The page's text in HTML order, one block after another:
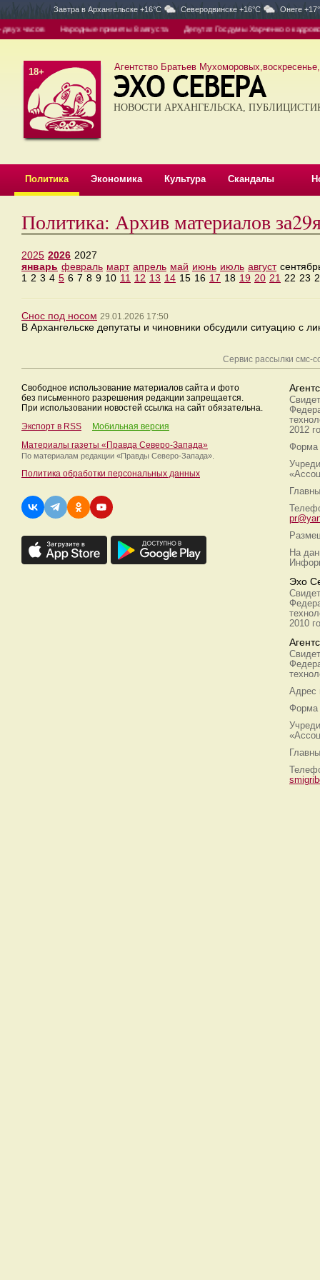
Завтра в Архангельске +16°C Северодвинске +16°C Онеге
часов Народные приметы 8 августа Депутат Госдумы Харченко о
18+ Агентство Братьев
НОВОСТИ АРХАНГЕЛЬСКА,
Политика Экономика Культура Скандалы
Политика: Архив материалов
2025 2026 2027
январь февраль март апрель май июнь июль август
1 2 3 4 5 6 7 8 9 10 11 12 13 14 15 16 17 18 19 20 21 22 23
Снос под носом 29.01.2026 17:50
В Архангельске депутаты и чиновники обсудили ситуацию с
Сервис рассылки смс-
Свободное использование материалов сайта и фото
без письменного разрешения редакции запрещается.
При использовании новостей ссылка на сайт обязательна.
Экспорт в RSS
Мобильная версия
Материалы газеты «Правда Северо-Запада»
По материалам редакции «Правды Северо-Запада».
Политика обработки персональных данных
2012
Форма
На
Эхо
2010
Адрес
Форма